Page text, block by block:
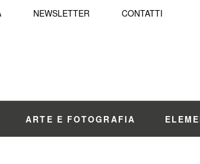
NEWSLETTER CONTATTI
ARTE E FOTOGRAFIA